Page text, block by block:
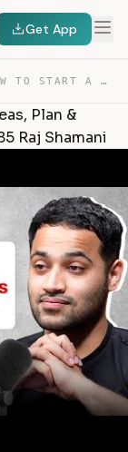
Get App
HOW TO START A BUSINESS WITH 25K? IDEAS, PLAN & MARKETI… — TRANSCRIPT
Plan &
Raj Shamani